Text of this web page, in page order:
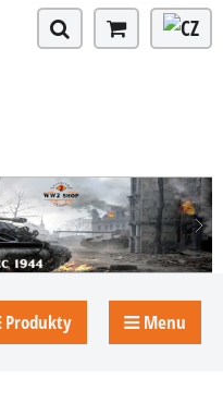
Produkty Menu